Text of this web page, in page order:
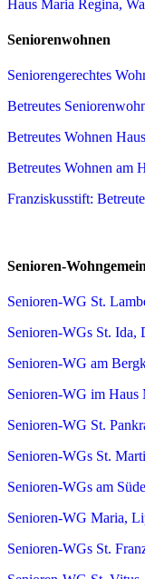
Haus Maria Regina,
Seniorenwohnen
Seniorengerechtes
Betreutes
Betreutes Wohnen
Betreutes Wohnen am
Franziskusstift:
Senioren-
Senioren-WG St.
Senioren-WGs St. Ida,
Senioren-WG am
Senioren-WG im Haus
Senioren-WG St.
Senioren-WGs St.
Senioren-WGs am
Senioren-WG Maria,
Senioren-WGs St.